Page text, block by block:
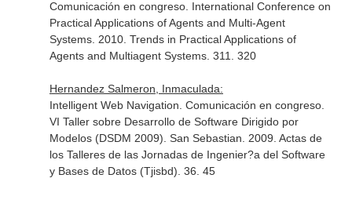
Comunicación en congreso. International Conference on
Practical Applications of Agents and Multi-Agent
Systems. 2010. Trends in Practical Applications of
Agents and Multiagent Systems. 311. 320
Hernandez Salmeron, Inmaculada:
Intelligent Web Navigation. Comunicación en congreso.
VI Taller sobre Desarrollo de Software Dirigido por
Modelos (DSDM 2009). San Sebastian. 2009. Actas de
los Talleres de las Jornadas de Ingenier?a del Software
y Bases de Datos (Tjisbd). 36. 45